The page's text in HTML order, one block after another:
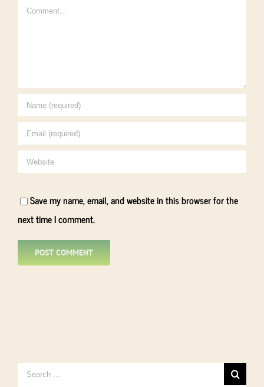
Comment
Save my name, email, and website in this browser for the
next time I comment.
Search